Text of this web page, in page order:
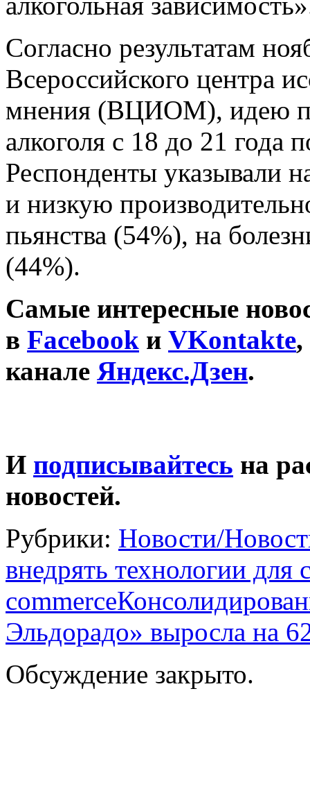
Согласно результатам
Всероссийского центра
мнения (ВЦИОМ), идею
алкоголя с 18 до 21 года
Респонденты указывали
и низкую
пьянства (54%), на
(44%).
Самые интересные
в Facebook и VKontakte,
канале Яндекс.Дзен.
И подписывайтесь на
новостей.
Рубрики: Новости/
внедрять технологии для
commerce
Эльдорадо» выросла на
Обсуждение закрыто.